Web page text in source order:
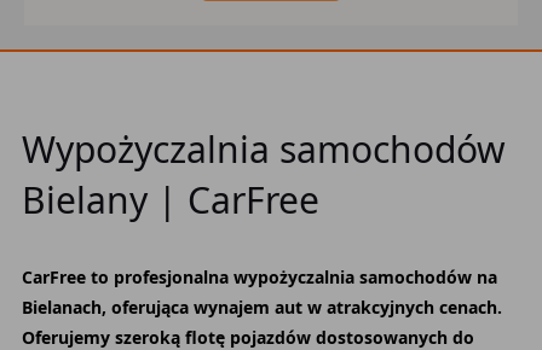
Wypożyczalnia samochodów
Bielany | CarFree
CarFree to profesjonalna wypożyczalnia samochodów na
Bielanach, oferująca wynajem aut w atrakcyjnych cenach.
Oferujemy szeroką flotę pojazdów dostosowanych do